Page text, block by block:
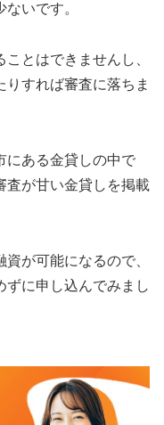
いです。
とはできませんし、
すれば審査に落ちま
にある金貸しの中で
査が甘い金貸しを掲載
が可能になるので、
ずに申し込んでみまし